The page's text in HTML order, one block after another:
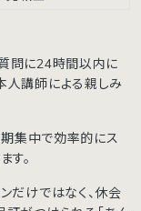
問に24時間以内に
人講師による親しみ
期集中で効率的にス
す。
だけではなく、休会